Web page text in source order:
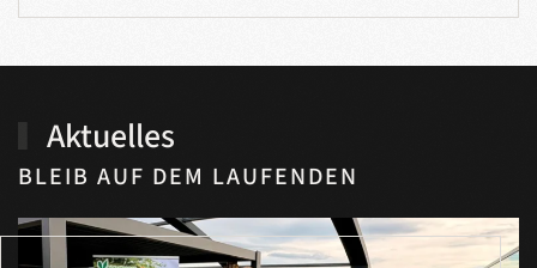
Aktuelles
BLEIB AUF DEM LAUFENDEN